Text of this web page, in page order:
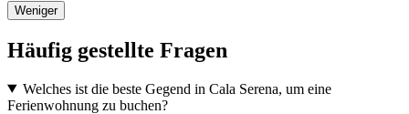
Weniger
Häufig gestellte Fragen
Welches ist die beste Gegend in Cala Serena, um eine
Ferienwohnung zu buchen?